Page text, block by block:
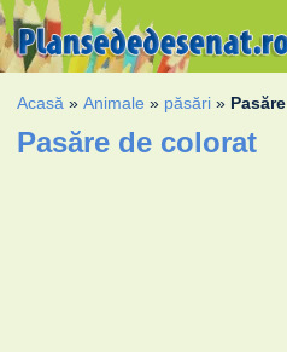
Acasă »Animale » păsări » Pasăre
Pasăre de colorat